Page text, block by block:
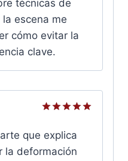
5
técnicas de
escena me
cómo evitar la
clave.
con5de
5
que explica
la deformación